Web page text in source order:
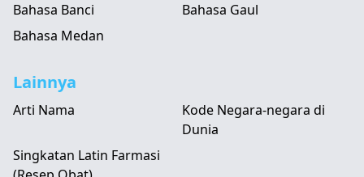
Bahasa Banci
Bahasa Gaul
Bahasa Medan
Lainnya
Arti Nama
Kode Negara-negara di
Dunia
Singkatan Latin Farmasi